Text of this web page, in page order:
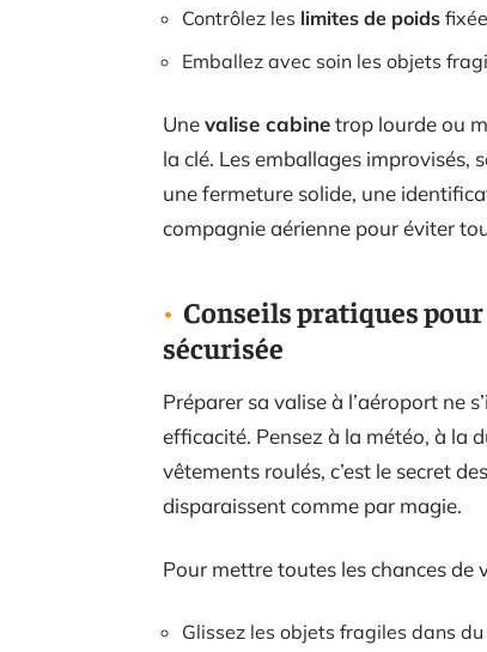
Contrôlez les limites de poids
Emballez avec soin les objets
Unevalise cabinetrop lourde ou
la clé. Les emballages improvisés,
une fermeture solide, une
compagnie aérienne pour éviter
Conseils pratiques
sécurisée
Préparer sa valise à l’aéroport ne
efficacité. Pensez à la météo, à la
vêtements roulés, c’est le secret
disparaissent comme par magie.
Pour mettre toutes les chances de
Glissez les objets fragiles dans du